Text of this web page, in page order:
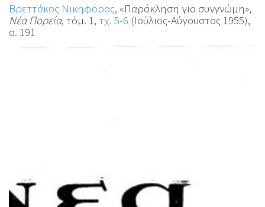
Βρεττάκος Νικηφόρος, «Παράκληση για συγγνώμη»,
Νέα Πορεία, τόμ. 1, τχ. 5-6 (Ιούλιος-Αύγουστος 1955),
σ. 191